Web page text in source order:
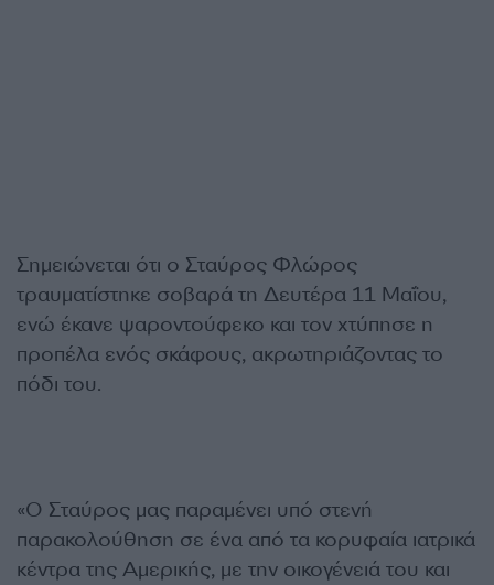
Σημειώνεται ότι ο Σταύρος Φλώρος
τραυματίστηκε σοβαρά τη Δευτέρα 11 Μαΐου,
ενώ έκανε ψαροντούφεκο και τον χτύπησε η
προπέλα ενός σκάφους, ακρωτηριάζοντας το
πόδι του.
«Ο Σταύρος μας παραμένει υπό στενή
παρακολούθηση σε ένα από τα κορυφαία ιατρικά
κέντρα της Αμερικής, με την οικογένειά του και